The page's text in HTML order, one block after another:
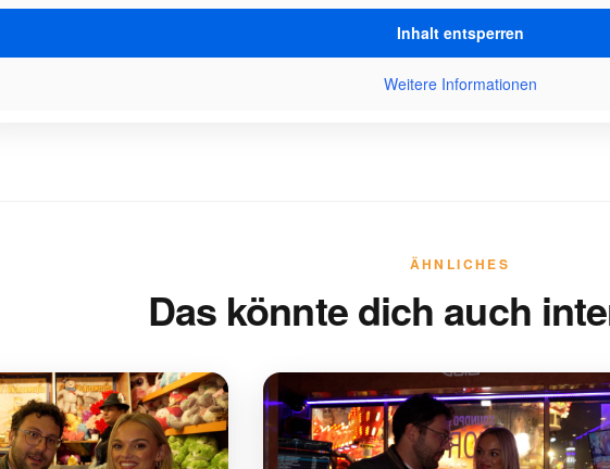
Inhalt entsperren
Weitere Informationen
ÄHNLICHES
Das könnte dich auch